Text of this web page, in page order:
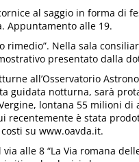
al saggio in forma di
Appuntamento alle 19.
rimedio”. Nella sala
presentato dalla
all’Osservatorio
guidata notturna, sarà
lontana 55 milioni di
recentemente è stata
su www.oavda.it.
via alle 8 “La Via romana